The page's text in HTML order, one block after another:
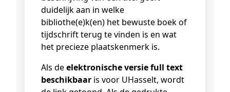
duidelijk aan in welke
bibliothe(e)k(en) het bewuste boek of
tijdschrift terug te vinden is en wat
het precieze plaatskenmerk is.
Als deelektronische versie full text
beschikbaar is voor UHasselt, wordt